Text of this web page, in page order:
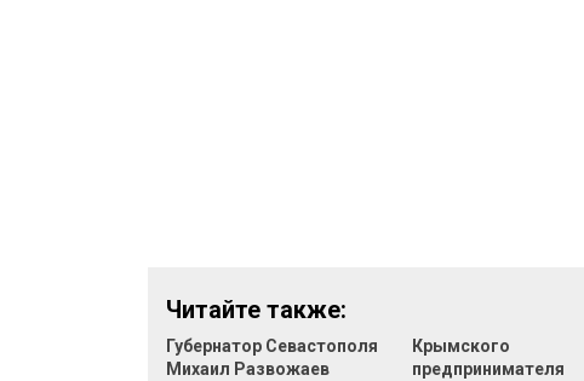
Читайте также:
Губернатор Севастополя
Михаил Развожаев
Крымского
предпринимателя